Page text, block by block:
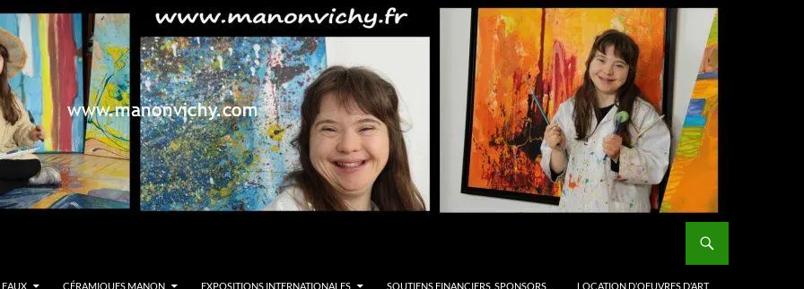
CÉRAMIQUES MANON EXPOSITIONS INTERNATIONALES SOUTIENS FINANCIERS, SPONSORS… LOCATION D’OEUVRES D’ART